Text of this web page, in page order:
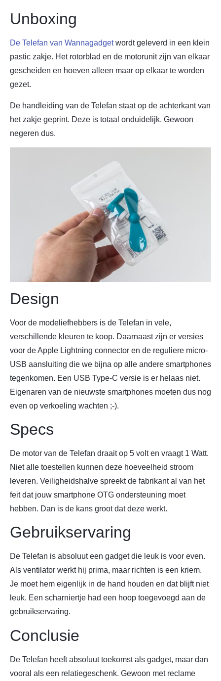
Unboxing
De Telefan van Wannagadgetwordt geleverd in een klein
pastic zakje. Het rotorblad en de motorunit zijn van elkaar
gescheiden en hoeven alleen maar op elkaar te worden
gezet.
De handleiding van de Telefan staat op de achterkant van
het zakje geprint. Deze is totaal onduidelijk. Gewoon
negeren dus.
Design
Voor de modeliefhebbers is de Telefan in vele,
verschillende kleuren te koop. Daarnaast zijn er versies
voor de Apple Lightning connector en de reguliere micro-
USB aansluiting die we bijna op alle andere smartphones
tegenkomen. Een USB Type-C versie is er helaas niet.
Eigenaren van de nieuwste smartphones moeten dus nog
even op verkoeling wachten ;-).
Specs
De motor van de Telefan draait op 5 volt en vraagt 1 Watt.
Niet alle toestellen kunnen deze hoeveelheid stroom
leveren. Veiligheidshalve spreekt de fabrikant al van het
feit dat jouw smartphone OTG ondersteuning moet
hebben. Dan is de kans groot dat deze werkt.
Gebruikservaring
De Telefan is absoluut een gadget die leuk is voor even.
Als ventilator werkt hij prima, maar richten is een kriem.
Je moet hem eigenlijk in de hand houden en dat blijft niet
leuk. Een scharniertje had een hoop toegevoegd aan de
gebruikservaring.
Conclusie
De Telefan heeft absoluut toekomst als gadget, maar dan
vooral als een relatiegeschenk. Gewoon met reclame